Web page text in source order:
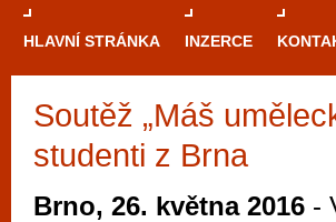
HLAVNÍ STRÁNKA INZERCE
Soutěž „Máš
studenti z Brna
Brno, 26. května 2016 -